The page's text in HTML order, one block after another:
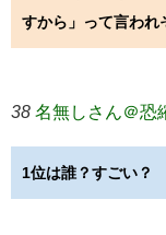
すから」って言われ
38 名無しさん＠恐
1位は誰？すごい？